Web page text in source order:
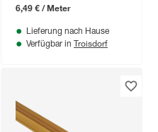
6,49 € / Meter
Lieferung nach Hause
Verfügbar in Troisdorf